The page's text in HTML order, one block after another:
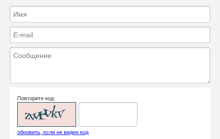
Повторите код:
обновить, если не виден код